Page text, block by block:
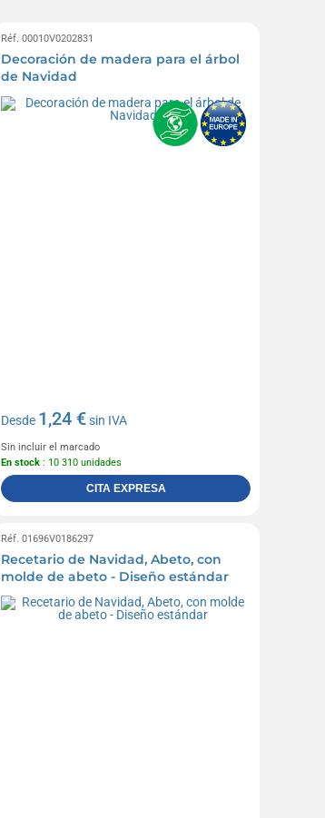
Réf. 00010V0202831
Decoración de madera para el árbol
de Navidad
Desde 1,24 €sin IVA
Sin incluir el marcado
En stock : 10 310 unidades
CITA EXPRESA
Réf. 01696V0186297
Recetario de Navidad, Abeto, con
molde de abeto - Diseño estándar